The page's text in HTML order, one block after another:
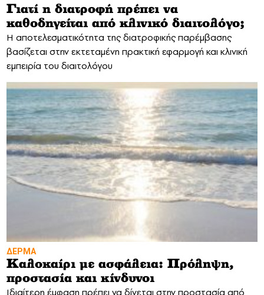
Γιατί η διατροφή πρέπει να
καθοδηγείται από κλινικό διαιτολόγο;
Η αποτελεσματικότητα της διατροφικής παρέμβασης
βασίζεται στην εκτεταμένη πρακτική εφαρμογή και κλινική
εμπειρία του διαιτολόγου
ΔΕΡΜΑ
Καλοκαίρι με ασφάλεια: Πρόληψη,
προστασία και κίνδυνοι
Ιδιαίτερη έμφαση πρέπει να δίνεται στην προστασία από